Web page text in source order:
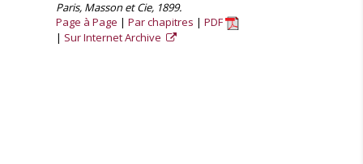
Paris, Masson et Cie, 1899.
Page à Page
Par chapitres
PDF
Sur Internet Archive